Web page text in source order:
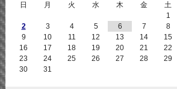
日 月 火 水 木 金
土
1
2
3 4 5 6 7
8
9
10 11 12 13 14
15
16
17 18 19 20 21
22
23
24 25 26 27 28
29
30
31